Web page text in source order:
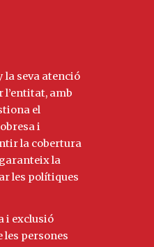
la seva atenció
l’entitat, amb
el
i
la cobertura
garanteix la
les polítiques
i exclusió
persones